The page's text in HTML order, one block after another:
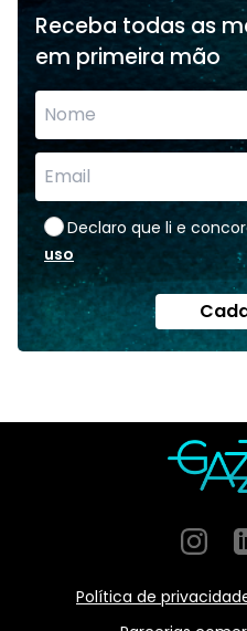
Receba todas as
em primeira mão
Declaro que li e
uso
Política de